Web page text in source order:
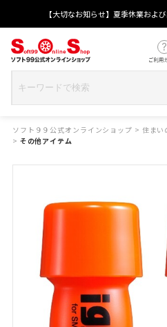
【大切なお知らせ】夏季休業およ
ソフト９９公式オンラインショップ > 住まい
> その他アイテム